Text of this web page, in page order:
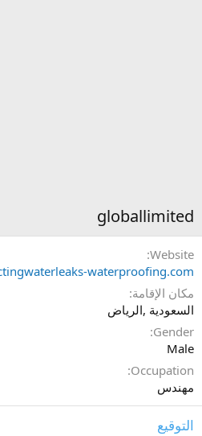
globallimited
Website
waterproofing.com/
مكان الإقامة
السعودية ,الرياض
Gender
Male
Occupation
مهندس
التوقيع